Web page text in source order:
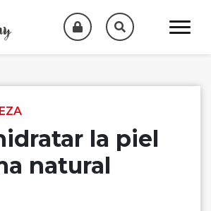
la piel
natural